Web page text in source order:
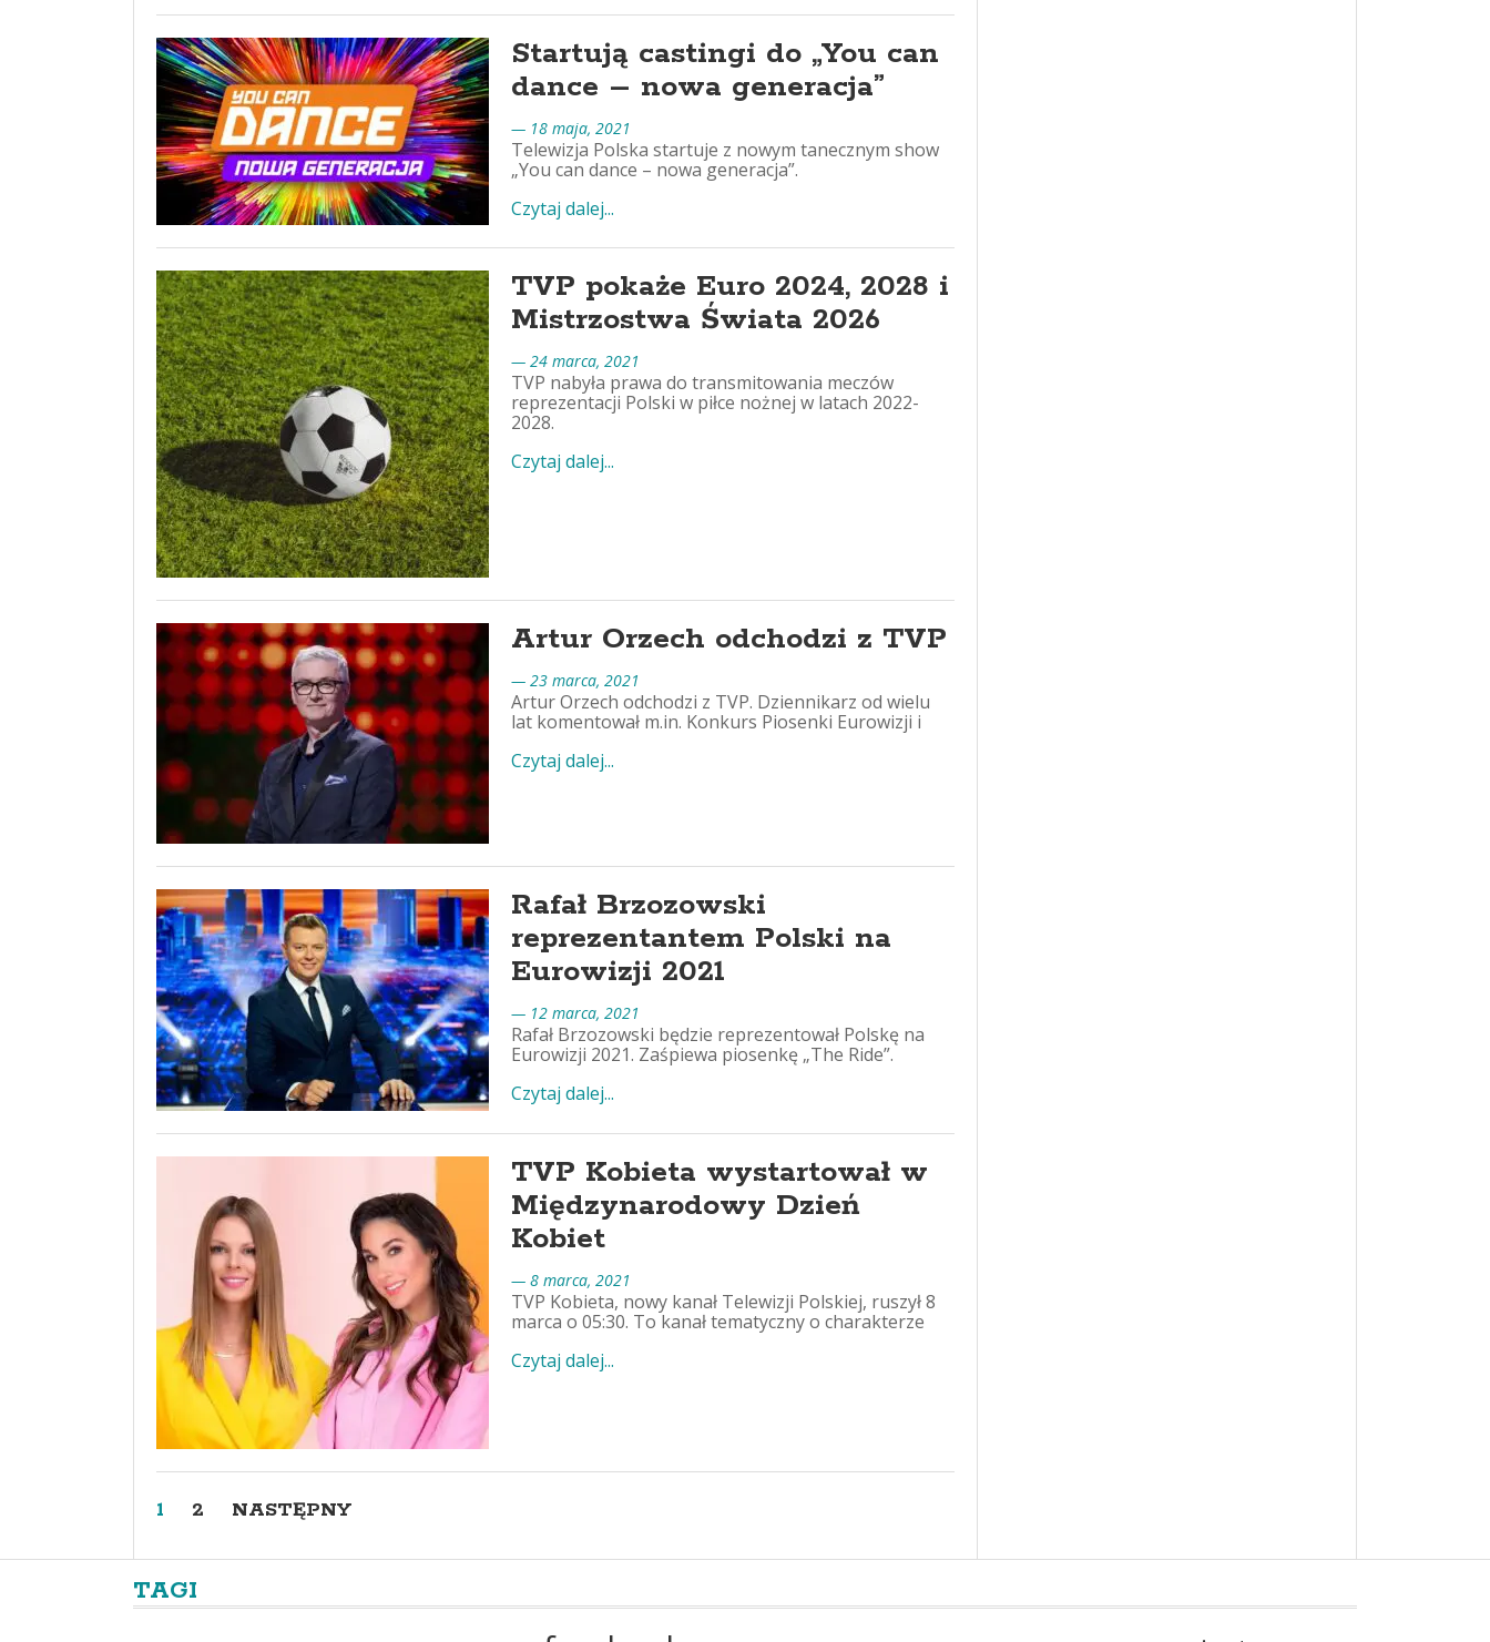
Startują castingi do „You can
dance – nowa generacja”
— 18 maja, 2021
Telewizja Polska startuje z nowym tanecznym show
„You can dance – nowa generacja”.
Czytaj dalej...
TVP pokaże Euro 2024, 2028 i
Mistrzostwa Świata 2026
— 24 marca, 2021
TVP nabyła prawa do transmitowania meczów
reprezentacji Polski w piłce nożnej w latach 2022-
2028.
Czytaj dalej...
Artur Orzech odchodzi z TVP
— 23 marca, 2021
Artur Orzech odchodzi z TVP. Dziennikarz od wielu
lat komentował m.in. Konkurs Piosenki Eurowizji i
Czytaj dalej...
Rafał Brzozowski
reprezentantem Polski na
Eurowizji 2021
— 12 marca, 2021
Rafał Brzozowski będzie reprezentował Polskę na
Eurowizji 2021. Zaśpiewa piosenkę „The Ride”.
Czytaj dalej...
TVP Kobieta wystartował w
Międzynarodowy Dzień
Kobiet
— 8 marca, 2021
TVP Kobieta, nowy kanał Telewizji Polskiej, ruszył 8
marca o 05:30. To kanał tematyczny o charakterze
Czytaj dalej...
1 2 NASTĘPNY
TAGI